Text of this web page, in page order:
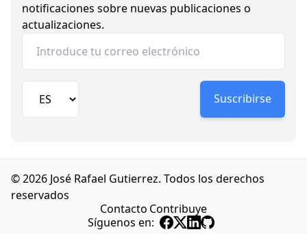
notificaciones sobre nuevas publicaciones o
actualizaciones.
Suscribirse
© 2026 José Rafael Gutierrez. Todos los derechos
reservados
Contacto Contribuye
Síguenos en: